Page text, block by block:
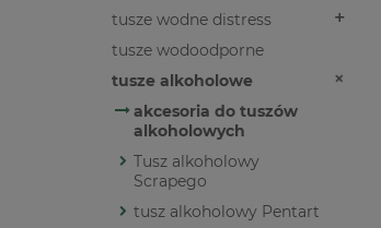
tusze wodne distress
tusze wodoodporne
tusze alkoholowe
akcesoria do tuszów
alkoholowych
Tusz alkoholowy
Scrapego
tusz alkoholowy Pentart